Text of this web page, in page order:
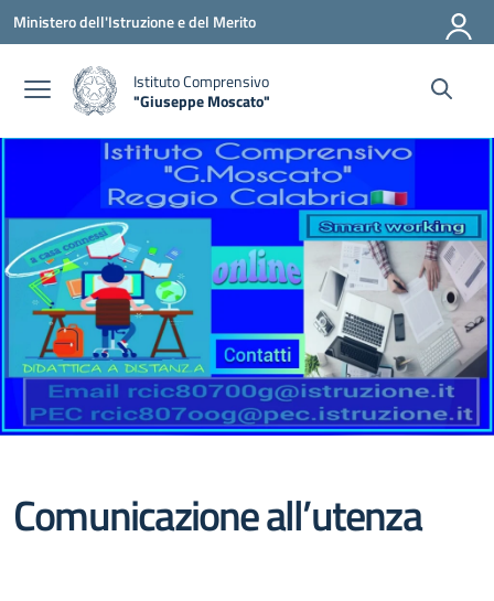
Vai ai contenuti
Vai al menu di navigazione
Vai al footer
Ministero dell'Istruzione e del Merito
Istituto Comprensivo
"Giuseppe Moscato"
Comunicazione all’utenza